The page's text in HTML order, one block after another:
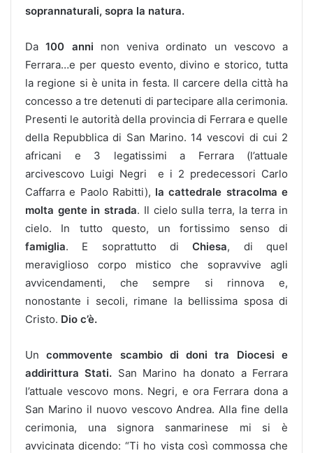
soprannaturali, sopra la natura.
Da100 anni non veniva ordinato un vescovo a
Ferrara…e per questo evento, divino e storico, tutta
la regione si è unita in festa. Il carcere della città ha
concesso a tre detenuti di partecipare alla cerimonia.
Presenti le autorità della provincia di Ferrara e quelle
della Repubblica di San Marino. 14 vescovi di cui 2
africani e 3 legatissimi a Ferrara (l’attuale
arcivescovo Luigi Negri e i 2 predecessori Carlo
Caffarra e Paolo Rabitti), la cattedrale stracolma e
molta gente in strada. Il cielo sulla terra, la terra in
cielo. In tutto questo, un fortissimo senso di
famiglia. E soprattutto diChiesa, di quel
meraviglioso corpo mistico che sopravvive agli
avvicendamenti, che sempre si rinnova e,
nonostante i secoli, rimane la bellissima sposa di
Cristo. Dio c’è.
Uncommovente scambio di doni tra Diocesi e
addirittura Stati. San Marino ha donato a Ferrara
l’attuale vescovo mons. Negri, e ora Ferrara dona a
San Marino il nuovo vescovo Andrea. Alla fine della
cerimonia, una signora sanmarinese mi si è
avvicinata dicendo: “Ti ho vista così commossa che